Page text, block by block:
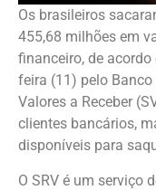
Os brasileiros
455,68 milhões em
financeiro, de
feira (11) pelo Banco
Valores a Receber
clientes bancários,
disponíveis para
O SRV é um serviço